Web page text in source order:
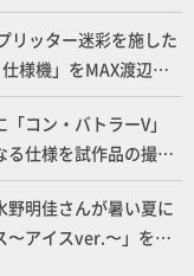
とパネルライン】
リッター迷彩を施した
様機」をMAX渡辺が
コン・バトラーV」
る仕様を試作品の撮り
17」＆「ワンエイ
合金の魂】
野明佳さんが暑い夏に
〜アイスver.〜」を製